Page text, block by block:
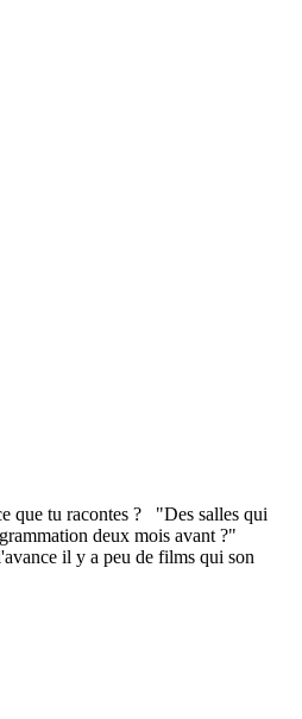
que tu racontes ? "Des salles qui
deux mois avant ?"
il y a peu de films qui son